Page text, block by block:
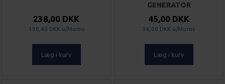
238,00 DKK
190,40 DKK u/Moms
Læg i kurv
GENERATOR
45,00 DKK
36,00 DKK u/Moms
Læg i kurv